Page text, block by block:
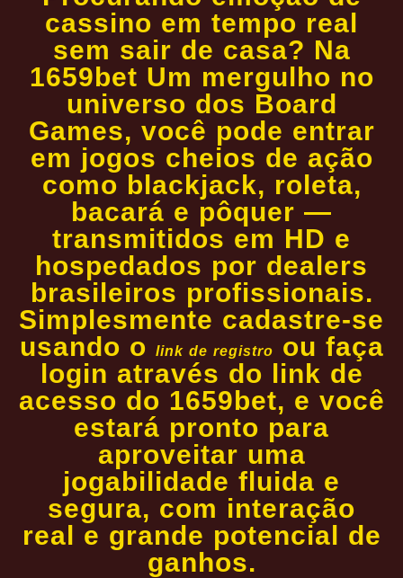
cassino em tempo real
sem sair de casa? Na
1659bet Um mergulho no
universo dos Board
Games, você pode entrar
em jogos cheios de ação
como blackjack, roleta,
bacará e pôquer —
transmitidos em HD e
hospedados por dealers
brasileiros profissionais.
Simplesmente cadastre-se
usando o
link de registro
ou faça
login através do link de
acesso do 1659bet, e você
estará pronto para
aproveitar uma
jogabilidade fluida e
segura, com interação
real e grande potencial de
ganhos.